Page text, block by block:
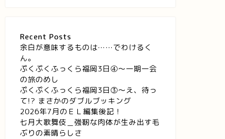
Recent Posts
余白が意味するものは……でわけるく
ん。
ぷくぷくふっくら福岡3日④～一期一会
の旅のめし
ぷくぷくふっくら福岡3日③～え、待っ
て!? まさかのダブルブッキング
2026年7月のＥＬ編集後記！
七月大歌舞伎＿強靭な肉体が生み出す毛
ぶりの素晴らしさ